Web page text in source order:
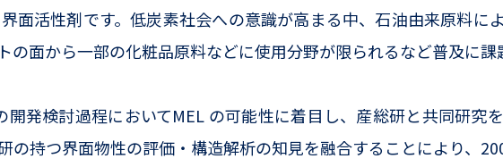
面活性剤です。低炭素社会への意識が高まる中、石油由来原料に
の面から一部の化粧品原料などに使用分野が限られるなど普及に課
発検討過程においてMEL の可能性に着目し、産総研と共同研究
の持つ界面物性の評価・構造解析の知見を融合することにより、